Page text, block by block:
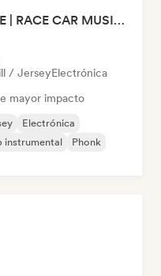
LATE NIGHT DRIVE | RACE CAR MUSIC (by THEFUEL)
/ JerseyElectrónica
mayor impacto
Electrónica
instrumental
Phonk